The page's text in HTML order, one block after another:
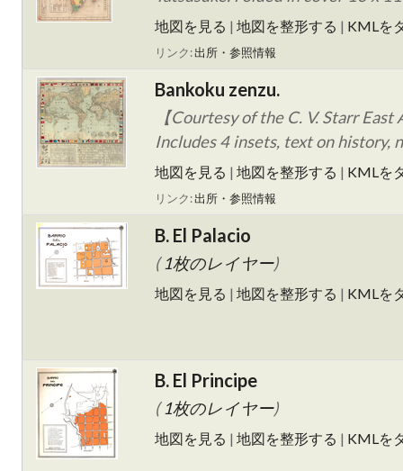
地図を見る | 地図を整形する | KMLを
リンク:出所・参照情報
Bankoku zenzu.
【Courtesy of the C. V. Starr
Includes 4 insets, text on history,
地図を見る | 地図を整形する | KMLを
リンク:出所・参照情報
B. El Palacio
(1枚のレイヤー)
地図を見る | 地図を整形する | KMLを
B. El Principe
(1枚のレイヤー)
地図を見る | 地図を整形する | KMLを